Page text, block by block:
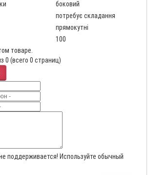
боковий
потребує складання
прямокутні
100
товаре.
0 (всего 0 страниц)
поддерживается! Используйте обычный